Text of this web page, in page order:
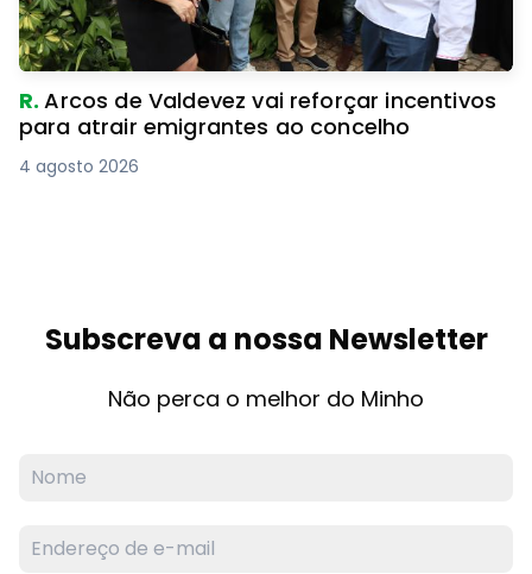
R.Arcos de Valdevez vai reforçar incentivos
para atrair emigrantes ao concelho
4 agosto 2026
Subscreva a nossa Newsletter
Não perca o melhor do Minho